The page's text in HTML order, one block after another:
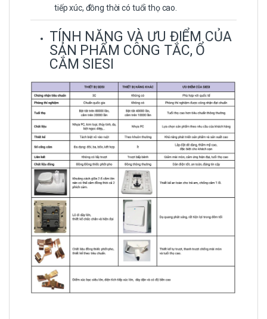
tiếp xúc, đồng thời có tuổi thọ cao.
TÍNH NĂNG VÀ ƯU ĐIỂM CỦA
SẢN PHẨM CÔNG TẮC, Ổ
CẮM SIESI